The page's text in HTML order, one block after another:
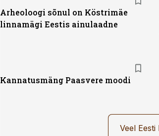
Arheoloogi sõnul on Köstrimäe
linnamägi Eestis ainulaadne
Kannatusmäng Paasvere moodi
Veel Eesti